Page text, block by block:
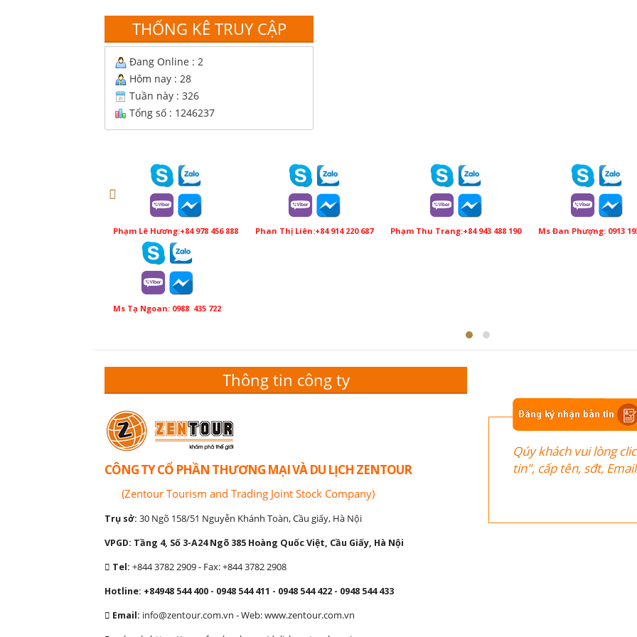
THỐNG KÊ TRUY CẬP
Đang Online : 2
Hôm nay : 28
Tuần này : 326
Tổng số : 1246237
Phạm Lê Hương:+84 978 456 888 Phan Thị Liên:+84 914 220 687 Phạm Thu Trang:+84 943 488 190 Ms Đan Phượng: 0913
Ms Tạ Ngoan: 0988 435 722
Thông tin công ty
CÔNG TY CỔ PHẦN THƯƠNG MẠI VÀ DU LỊCH ZENTOUR
(Zentour Tourism and Trading Joint Stock Company)
Trụ sở: 30 Ngõ 158/51 Nguyễn Khánh Toàn, Cầu giấy, Hà Nội
VPGD: Tầng 4, Số 3-A24 Ngõ 385 Hoàng Quốc Việt, Cầu Giấy, Hà Nội
Tel: +844 3782 2909 - Fax: +844 3782 2908
Hotline: +84948 544 400 - 0948 544 411 - 0948 544 422 - 0948 544 433
Email: info@zentour.com.vn - Web: www.zentour.com.vn
Qúy khách vui lòng
tin", cấp tên, sđt,